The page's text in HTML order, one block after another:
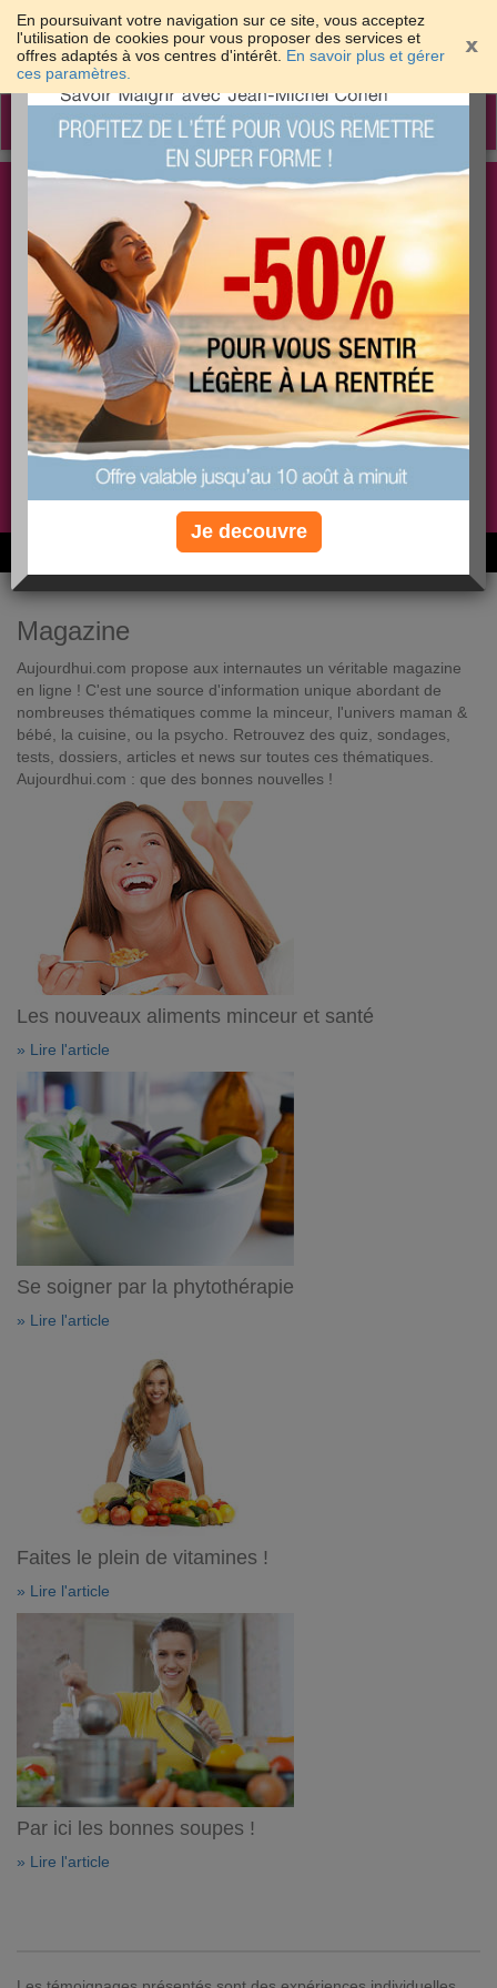
En poursuivant votre navigation sur ce site, vous acceptez
l'utilisation de cookies pour vous proposer des services et
offres adaptés à vos centres d'intérêt. En savoir plus et gérer
ces paramètres.
Toggle
Les meilleures solutions pour maigrir et être bien
dans sa peau
PLUS
EFFICACE
PLUS
SANTÉ
PLUS
COACHING
Non, je préfère le régime gratuit
6M de personnes ont maigri et réappris à manger avec nous
Magazine
Aujourdhui.com propose aux internautes un véritable magazine
en ligne ! C'est une source d'information unique abordant de
nombreuses thématiques comme la minceur, l'univers maman &
bébé, la cuisine, ou la psycho. Retrouvez des quiz, sondages,
tests, dossiers, articles et news sur toutes ces thématiques.
Aujourdhui.com : que des bonnes nouvelles !
Les nouveaux aliments minceur et santé
» Lire l'article
Se soigner par la phytothérapie
» Lire l'article
Faites le plein de vitamines !
» Lire l'article
Par ici les bonnes soupes !
» Lire l'article
×
Je decouvre